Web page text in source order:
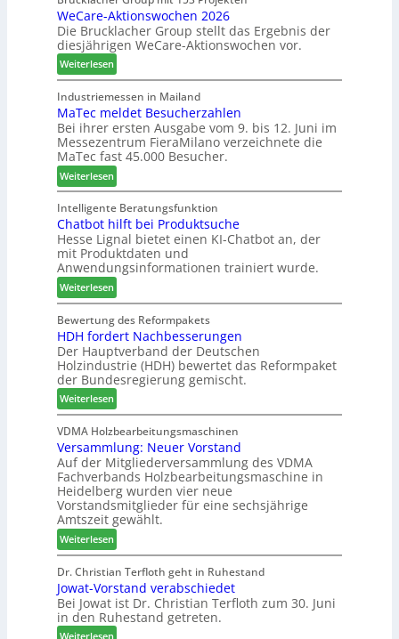
f
t
s
f
ü
h
r
e
r
l
a
n
z
i
n
I
t
a
l
i
e
n
n
t
e
l
s
i
n
t
e
r
i
e
r
t
e
s
S
y
s
t
e
m
WeCare-Aktionswochen 2026
Die Brucklacher Group stellt das Ergebnis der
diesjährigen WeCare-Aktionswochen vor.
Weiterlesen:
W
e
C
a
r
e
-
A
k
t
i
o
n
s
w
o
c
h
e
n
2
0
2
6
Industriemessen in Mailand
MaTec meldet Besucherzahlen
Bei ihrer ersten Ausgabe vom 9. bis 12. Juni im
Messezentrum FieraMilano verzeichnete die
MaTec fast 45.000 Besucher.
Weiterlesen:
M
a
T
e
c
m
e
l
d
e
t
B
e
s
u
c
h
e
r
z
a
h
l
e
n
Intelligente Beratungsfunktion
Chatbot hilft bei Produktsuche
Hesse Lignal bietet einen KI-Chatbot an, der
mit Produktdaten und
Anwendungsinformationen trainiert wurde.
Weiterlesen:
C
h
a
t
b
o
t
h
i
l
f
t
b
e
i
P
r
o
d
u
k
Bewertung des Reformpakets
HDH fordert Nachbesserungen
Der Hauptverband der Deutschen
Holzindustrie (HDH) bewertet das Reformpaket
der Bundesregierung gemischt.
Weiterlesen:
H
D
H
f
o
r
d
e
r
t
N
a
c
h
VDMA Holzbearbeitungsmaschinen
Versammlung: Neuer Vorstand
Auf der Mitgliederversammlung des VDMA
Fachverbands Holzbearbeitungsmaschine in
Heidelberg wurden vier neue
Vorstandsmitglieder für eine sechsjährige
Amtszeit gewählt.
Weiterlesen:
V
e
r
s
a
Dr. Christian Terfloth geht in Ruhestand
Jowat-Vorstand verabschiedet
Bei Jowat ist Dr. Christian Terfloth zum 30. Juni
in den Ruhestand getreten.
Weiterlesen: